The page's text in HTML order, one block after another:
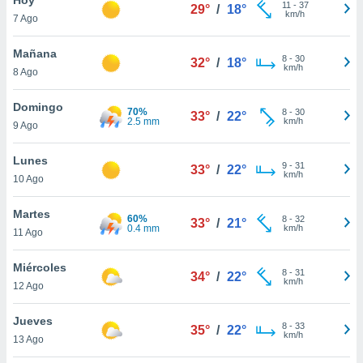
en
más
nuestra
de
cookies
aceptar
7 Ago
29° / 18° 11 - 37
km/h
Mañana
8 Ago
32° / 18° 8- 30
km/h
Domingo
9 Ago
70%
2.5 mm
33° / 22° 8- 30
km/h
Lunes
10 Ago
33° / 22° 9- 31
km/h
Martes
11 Ago
60%
0.4 mm
33° / 21° 8- 32
km/h
Miércoles
12 Ago
34° / 22° 8- 31
km/h
Jueves
13 Ago
35° / 22° 8- 33
km/h